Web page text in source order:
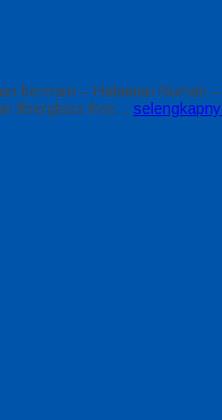
bermain – Halaman Rumah
fiberglass free…